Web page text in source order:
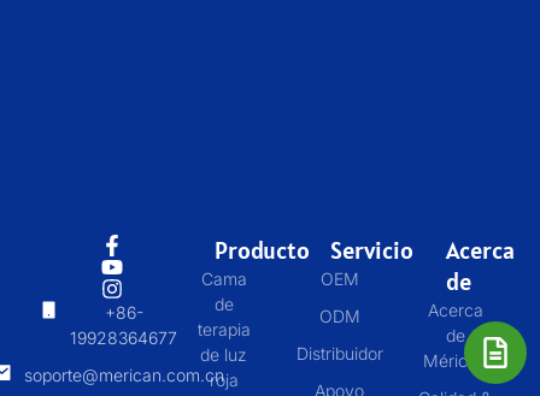
+86-
19928364677
soporte@merican.com.cn
Producto
Cama
de
terapia
de luz
roja
Servicio
OEM
ODM
Distribuidor
Apoyo
Acerca
de
Acerca
de
Mérican